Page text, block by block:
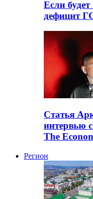
Если
дефицит
Статья
интервью
The
Регион